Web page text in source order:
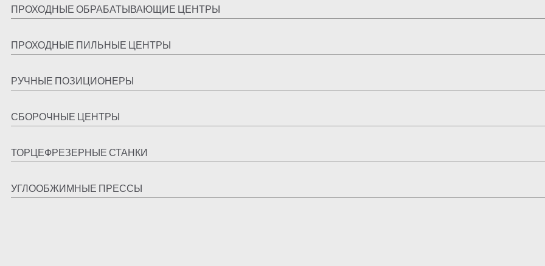
ПРОХОДНЫЕ ОБРАБАТЫВАЮЩИЕ ЦЕНТРЫ
ПРОХОДНЫЕ ПИЛЬНЫЕ ЦЕНТРЫ
РУЧНЫЕ ПОЗИЦИОНЕРЫ
СБОРОЧНЫЕ ЦЕНТРЫ
ТОРЦЕФРЕЗЕРНЫЕ СТАНКИ
УГЛООБЖИМНЫЕ ПРЕССЫ